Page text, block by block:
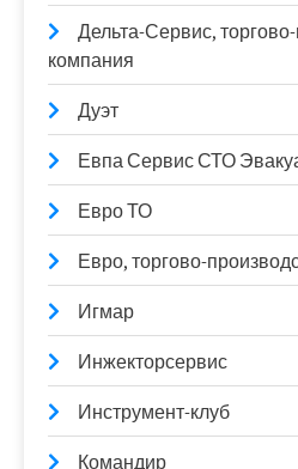
Дельта-Сервис,
компания
Дуэт
Евпа Сервис СТО
Евро ТО
Евро, торгово-
Игмар
Инжекторсервис
Инструмент-клуб
Командир